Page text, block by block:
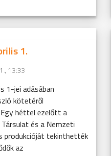
1.
13:33
1-jei adásában
kötetéről
héttel ezelőtt a
és a Nemzeti
produkcióját tekinthették
az